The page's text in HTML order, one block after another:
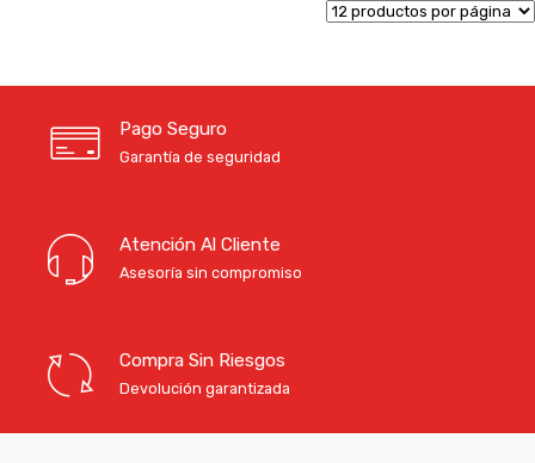
Pago Seguro
Garantía de seguridad
Atención Al Cliente
Asesoría sin compromiso
Compra Sin Riesgos
Devolución garantizada